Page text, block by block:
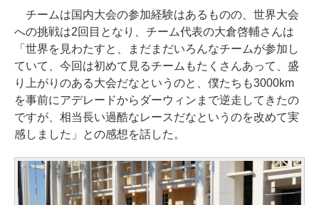
チームは国内大会の参加経験はあるものの、世界大会
への挑戦は2回目となり、チーム代表の大倉啓輔さんは
「世界を見わたすと、まだまだいろんなチームが参加し
ていて、今回は初めて見るチームもたくさんあって、盛
り上がりのある大会だなというのと、僕たちも3000km
を事前にアデレードからダーウィンまで逆走してきたの
ですが、相当長い過酷なレースだなというのを改めて実
感しました」との感想を話した。